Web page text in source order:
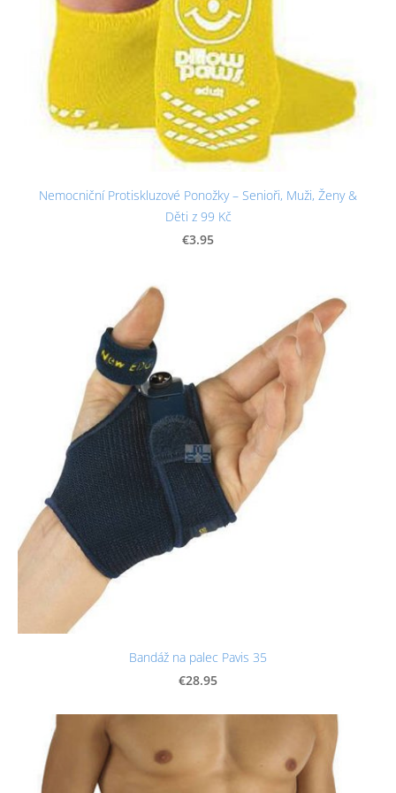
Nemocniční Protiskluzové Ponožky – Senioři, Muži, Ženy &
Děti z 99 Kč
€3.95
Bandáž na palec Pavis 35
€28.95